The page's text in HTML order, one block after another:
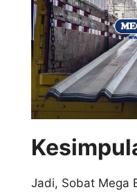
Jadi, Sobat Mega